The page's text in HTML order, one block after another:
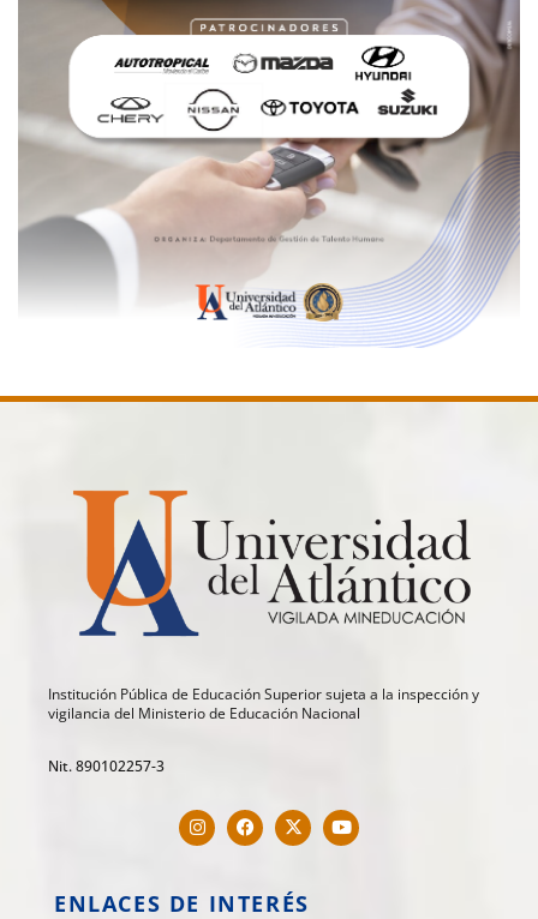
Institución Pública de Educación Superior sujeta a la inspección y
vigilancia del Ministerio de Educación Nacional
Nit. 890102257-3
ENLACES DE INTERÉS